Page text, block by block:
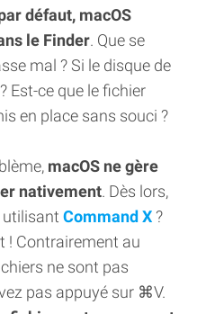
défaut, macOS
le Finder. Que se
mal ? Si le disque de
Est-ce que le fichier
en place sans souci ?
macOS ne gère
nativement. Dès lors,
utilisant Command X?
! Contrairement au
ne sont pas
pas appuyé sur ⌘V.